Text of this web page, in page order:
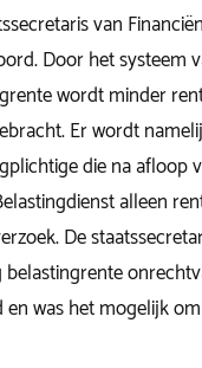
van
Door het systeem
wordt minder
Er wordt
die na afloop
alleen
De
belastingrente
was het mogelijk